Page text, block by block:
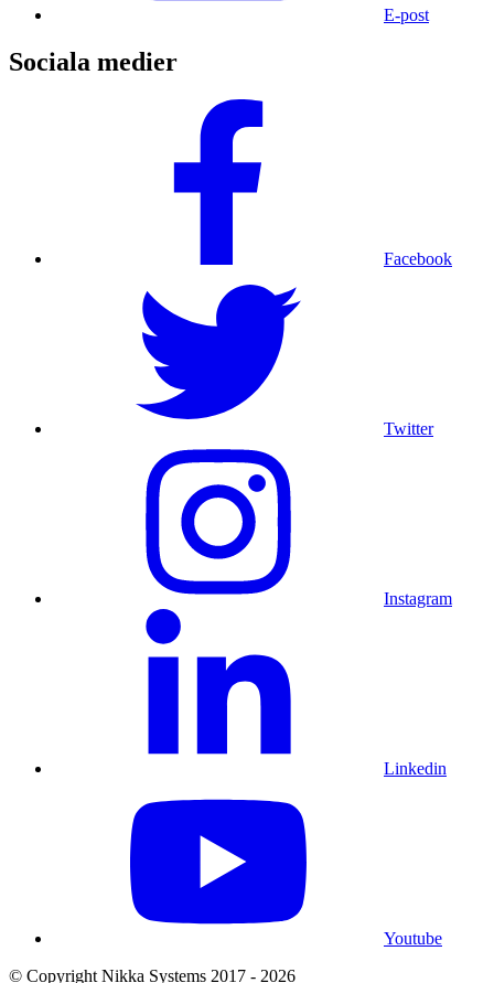
E-post
Sociala medier
Facebook
Twitter
Instagram
Linkedin
Youtube
© Copyright Nikka Systems 2017 - 2026